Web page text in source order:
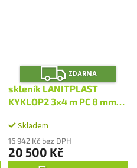
Z
D
A
R
M
ZDARMA
skleník LANITPLAST
KYKLOP2 3x4 m PC 8 mm
Skladem
16 942 Kč bez DPH
20 500 Kč